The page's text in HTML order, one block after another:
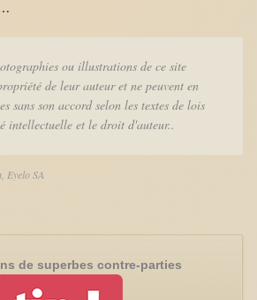
ou illustrations de ce site
de leur auteur et ne peuvent en
sans son accord selon les textes de lois
intellectuelle et le droit d'auteur..
Eyelo SA
de superbes contre-parties